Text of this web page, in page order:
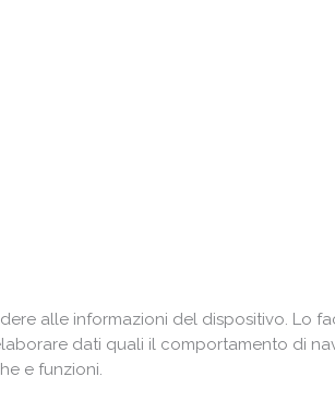
alle informazioni del dispositivo. Lo
dati quali il comportamento di
e funzioni.